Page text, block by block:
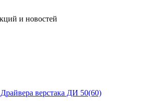
и новостей
верстака ДИ 50(60)